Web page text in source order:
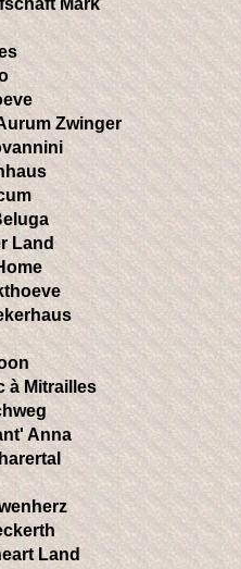
Mark
Zwinger
Land
à Mitrailles
Anna
Land